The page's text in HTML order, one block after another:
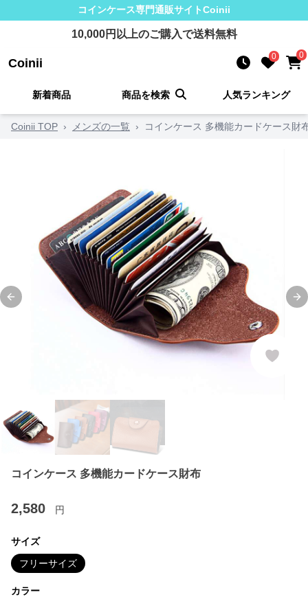
コインケース専門通販サイトCoinii
10,000円以上のご購入で送料無料
Coinii 0 0
新着商品 商品を検索 人気ランキング
Coinii TOP › メンズの一覧 › コインケース 多機能カードケース財
Previous slide
コインケース 多機能カードケース財布
2,580 円
サイズ
フリーサイズ
カラー